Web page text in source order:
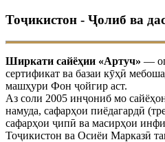
Тоҷикистон - Ҷолиб ва
Ширкати сайёҳии «Артуч» —
сертификат ва базаи кӯҳӣ
машҳури Фон ҷойгир аст.
Аз соли 2005 инҷониб мо
намуда, сафарҳои пиёдагардӣ
сафарҳои ҷипӣ ва масирҳои
Тоҷикистон ва Осиёи Марказӣ